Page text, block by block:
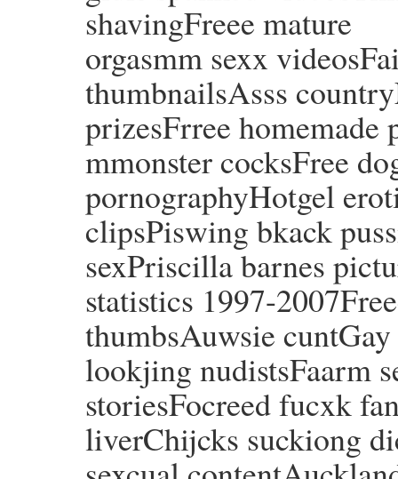
shavingFreee mature
orgasmm sexx
thumbnailsAsss
prizesFrree
mmonster cocksFree
pornographyHotgel
clipsPiswing bkack
sexPriscilla barnes
statistics 1997-
thumbsAuwsie
lookjing nudistsFaarm
storiesFocreed fucxk
liverChijcks suckiong